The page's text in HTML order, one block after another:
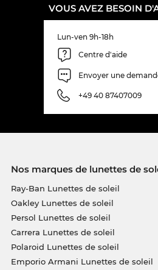
VOUS AVEZ BESOIN
Lun-ven 9h-18h
Centre d'aide
Envoyer une
+49 40 87407009
Nos marques de lunettes de
Ray-Ban Lunettes de soleil
Oakley Lunettes de soleil
Persol Lunettes de soleil
Carrera Lunettes de soleil
Polaroid Lunettes de soleil
Emporio Armani Lunettes de soleil